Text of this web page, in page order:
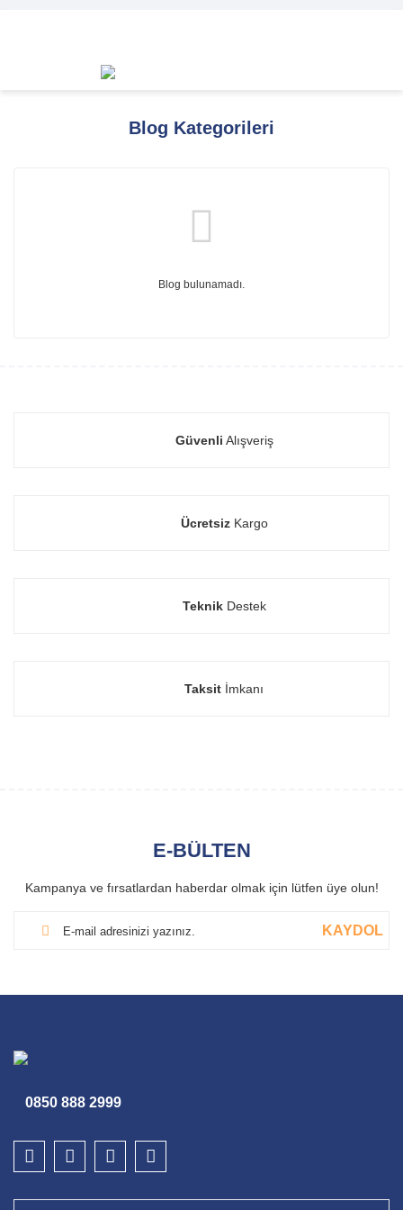
Blog Kategorileri
Blog bulunamadı.
Güvenli Alışveriş
ÜcretsizKargo
TeknikDestek
Taksit İmkanı
E-BÜLTEN
Kampanya ve fırsatlardan haberdar olmak için lütfen üye olun!
KAYDOL
0850 888 2999